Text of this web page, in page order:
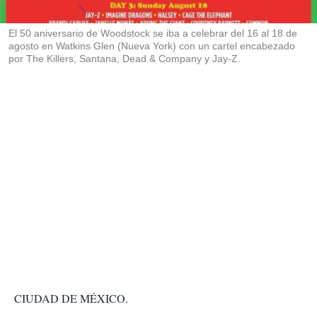
El 50 aniversario de Woodstock se iba a celebrar del 16 al 18 de
agosto en Watkins Glen (Nueva York) con un cartel encabezado
por The Killers, Santana, Dead & Company y Jay-Z.
CIUDAD DE MÉXICO.